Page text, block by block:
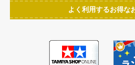
よく利用するお得